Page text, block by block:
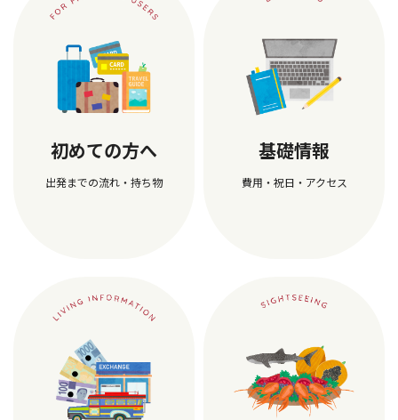
初めての方へ
出発までの流れ・持ち物
基礎情報
費用・祝日・アクセス